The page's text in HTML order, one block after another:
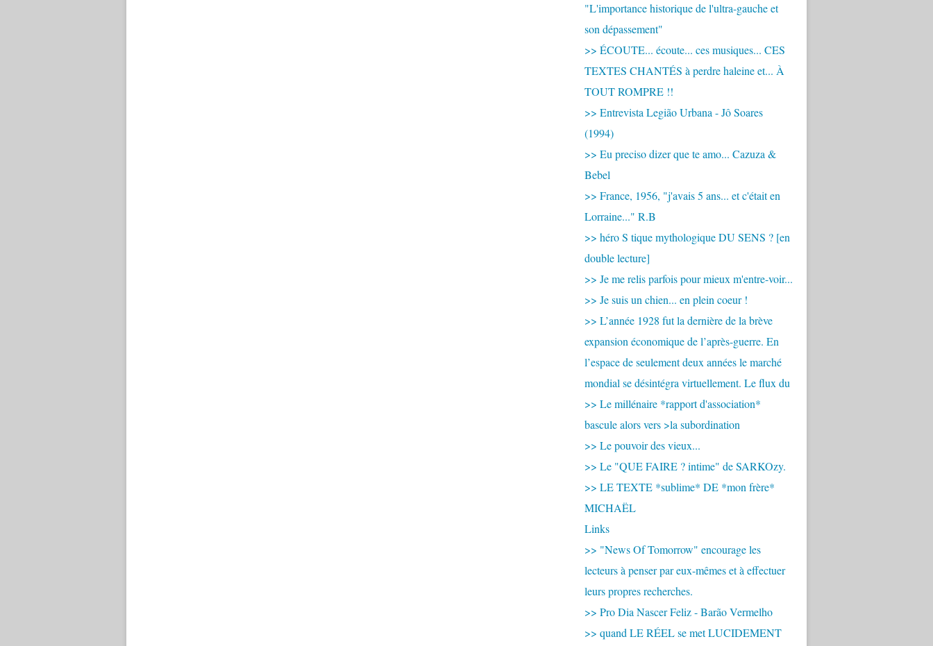
"L'importance historique de l'ultra-gauche et
son dépassement"
>> ÉCOUTE... écoute... ces musiques... CES
TEXTES CHANTÉS à perdre haleine et... À
TOUT ROMPRE !!
>> Entrevista Legião Urbana - Jô Soares
(1994)
>> Eu preciso dizer que te amo... Cazuza &
Bebel
>> France, 1956, "j'avais 5 ans... et c'était en
Lorraine..." R.B
>> héro S tique mythologique DU SENS ? [en
double lecture]
>> Je me relis parfois pour mieux m'entre-voir...
>> Je suis un chien... en plein coeur !
>> L’année 1928 fut la dernière de la brève
expansion économique de l’après-guerre. En
l’espace de seulement deux années le marché
mondial se désintégra virtuellement. Le flux du
>> Le millénaire *rapport d'association*
bascule alors vers >la subordination
>> Le pouvoir des vieux...
>> Le "QUE FAIRE ? intime" de SARKOzy.
>> LE TEXTE *sublime* DE *mon frère*
MICHAËL
Links
>> "News Of Tomorrow" encourage les
lecteurs à penser par eux-mêmes et à effectuer
leurs propres recherches.
>> Pro Dia Nascer Feliz - Barão Vermelho
>> quand LE RÉEL se met LUCIDEMENT